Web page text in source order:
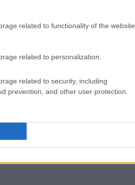
related to functionality of the website
related to personalization.
related to security, including
prevention, and other user protection.
Brocchi
per chi preferisce